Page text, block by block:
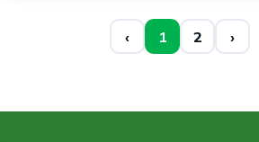
‹ 1 2 ›